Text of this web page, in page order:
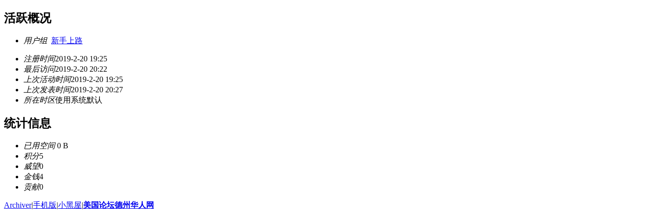
活跃概况
用户组 新手上路
注册时间2019-2-20 19:25
最后访问2019-2-20 20:22
上次活动时间2019-2-20 19:25
上次发表时间2019-2-20 20:27
所在时区使用系统默认
统计信息
已用空间0 B
积分5
威望0
金钱4
贡献0
Archiver|手机版|小黑屋|美国论坛德州华人网